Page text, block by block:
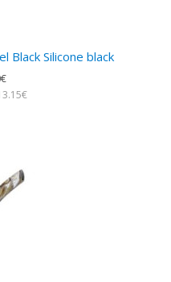
Black Silicone black